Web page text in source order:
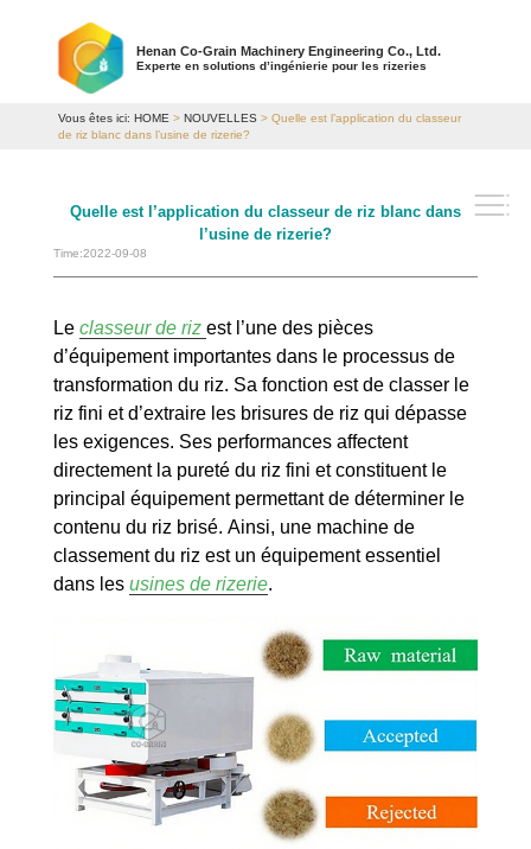
Henan Co-Grain Machinery Engineering Co., Ltd.
Experte en solutions d’ingénierie pour les rizeries
Vous êtes ici: HOME >NOUVELLES > Quelle est l’application du classeur
de riz blanc dans l’usine de rizerie?
Quelle est l’application du classeur de riz blanc dans
l’usine de rizerie?
Time:2022-09-08
Le classeur de riz est l’une des pièces
d’équipement importantes dans le processus de
transformation du riz. Sa fonction est de classer le
riz fini et d’extraire les brisures de riz qui dépasse
les exigences. Ses performances affectent
directement la pureté du riz fini et constituent le
principal équipement permettant de déterminer le
contenu du riz brisé. Ainsi, une machine de
classement du riz est un équipement essentiel
dans les usines de rizerie.